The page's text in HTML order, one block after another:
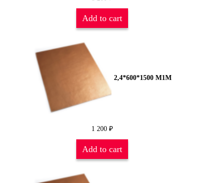
Add to cart
2,4*600*1500 М1М
1 200 ₽
Add to cart